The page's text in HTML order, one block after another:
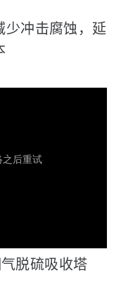
少冲击腐蚀，延
脱硫吸收塔